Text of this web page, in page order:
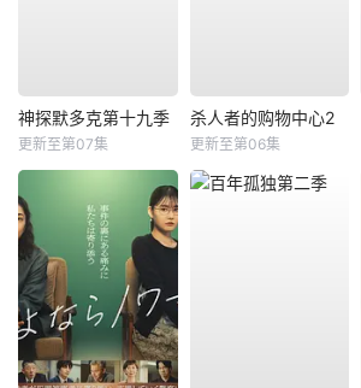
神探默多克第十九季
更新至第07集
杀人者的购物中心2
更新至第06集